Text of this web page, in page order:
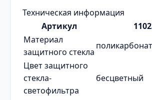
Техническая информация
Артикул
Материал
защитного стекла
поликарбонат
Цвет защитного
стекла-
светофильтра
бесцветный